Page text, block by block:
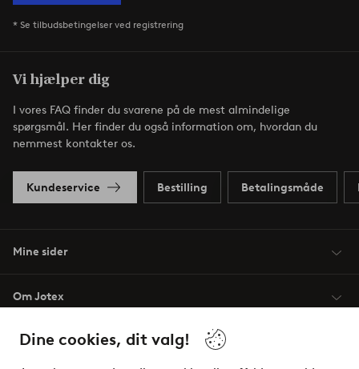
Dine cookies, dit valg!
* Se tilbudsbetingelser ved registrering
Vi hjælper dig
I vores FAQ finder du svarene på de mest almindelige
spørgsmål. Her finder du også information om, hvordan du
nemmest kontakter os.
Kundeservice Bestilling Betalingsmåde
Mine sider
Om Jotex
Vilkår